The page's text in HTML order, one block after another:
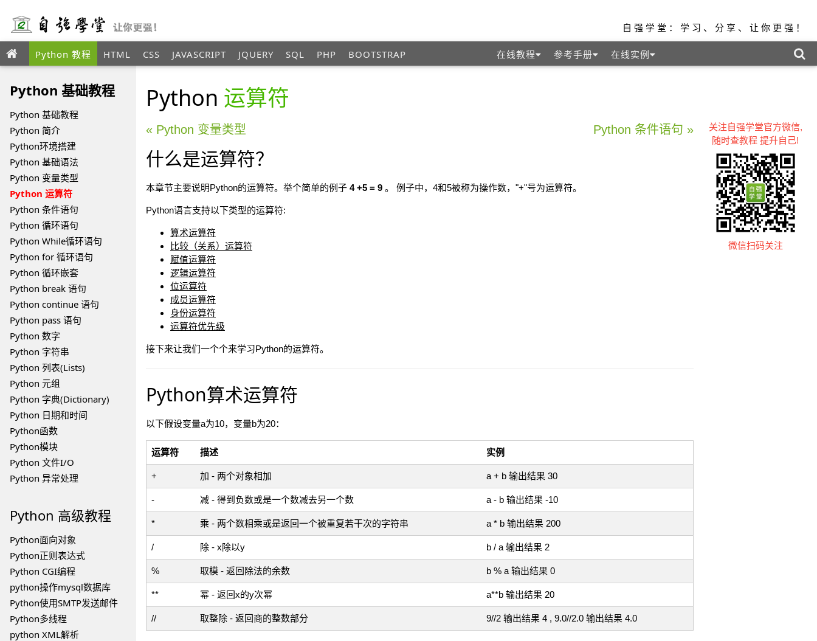
自强学堂：学习、分享、让你更强！
Python 教程 HTML CSS JAVASCRIPT JQUERY SQL PHP BOOTSTRAP 在线教程 参考手册 在线实例
Python 基础教程
Python 基础教程
Python 简介
Python环境搭建
Python 基础语法
Python 变量类型
Python 运算符
Python 条件语句
Python 循环语句
Python While循环语句
Python for 循环语句
Python 循环嵌套
Python break 语句
Python continue 语句
Python pass 语句
Python 数字
Python 字符串
Python 列表(Lists)
Python 元组
Python 字典(Dictionary)
Python 日期和时间
Python函数
Python模块
Python 文件I/O
Python 异常处理
Python 高级教程
Python面向对象
Python正则表达式
Python CGI编程
python操作mysql数据库
Python使用SMTP发送邮件
Python多线程
python XML解析
Python 运算符
« Python 变量类型 Python 条件语句 »
什么是运算符？
本章节主要说明Python的运算符。举个简单的例子4 +5 = 9 。 例子中，4和5被称为操作数，"+"号为运算符。
Python语言支持以下类型的运算符:
算术运算符
比较（关系）运算符
赋值运算符
逻辑运算符
位运算符
成员运算符
身份运算符
运算符优先级
接下来让我们一个个来学习Python的运算符。
Python算术运算符
以下假设变量a为10，变量b为20：
运算符 描述 实例
+ 加 - 两个对象相加 a + b 输出结果 30
- 减 - 得到负数或是一个数减去另一个数 a - b 输出结果 -10
* 乘 - 两个数相乘或是返回一个被重复若干次的字符串 a * b 输出结果 200
/ 除 - x除以y b / a 输出结果 2
% 取模 - 返回除法的余数 b % a 输出结果 0
** 幂 - 返回x的y次幂 a**b 输出结果 20
// 取整除 - 返回商的整数部分 9//2 输出结果 4 , 9.0//2.0 输出结果 4.0
关注自强学堂官方微信,
随时查教程 提升自己!
微信扫码关注